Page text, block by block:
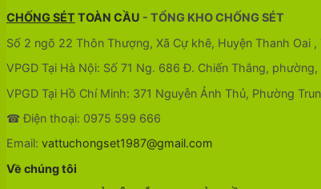
CHỐNG SÉT TOÀN CẦU - TỔNG KHO CHỐNG SÉT
Số 2 ngõ 22 Thôn Thượng, Xã Cự khê, Huyện Thanh Oai ,
VPGD Tại Hà Nội: Số 71 Ng. 686 Đ. Chiến Thắng,
VPGD Tại Hồ Chí Minh: 371 Nguyễn Ảnh Thủ, Phường
☎ Điện thoại: 0975 599 666
Email: vattuchongset1987@gmail.com
Về chúng tôi